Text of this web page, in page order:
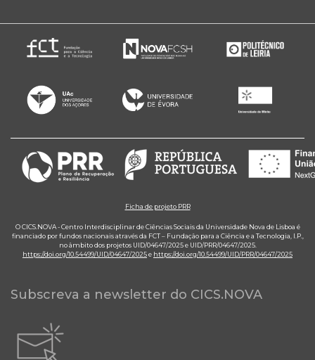
Ficha de projeto PRR
O CICS.NOVA - Centro Interdisciplinar de Ciências Sociais da Universidade Nova de Lisboa é
financiado por fundos nacionais através da FCT – Fundação para a Ciência e a Tecnologia, I.P.,
no âmbito dos projetos UID/04647/2025 e UID/PRR/04647/2025.
https://doi.org/10.54499/UID/04647/2025e https://doi.org/10.54499/UID/PRR/04647/2025
Subscreva a newsletter do CICS.NOVA